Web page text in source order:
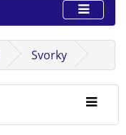
Svorky